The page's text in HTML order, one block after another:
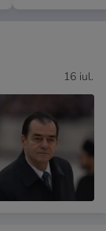
16 iul.